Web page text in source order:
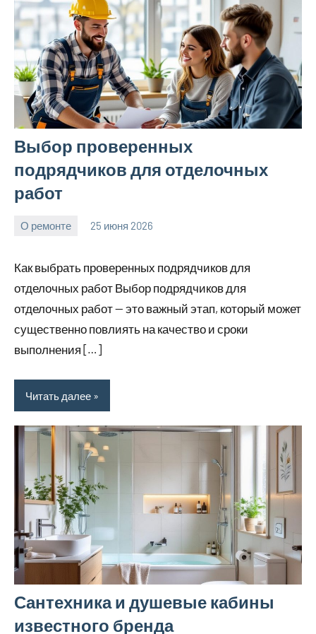
Выбор проверенных
подрядчиков для отделочных
работ
О ремонте 25 июня 2026
Avtor
Нет
Как выбрать проверенных подрядчиков для
отделочных работ Выбор подрядчиков для
отделочных работ — это важный этап, который может
существенно повлиять на качество и сроки
выполнения […]
Читать далее
Сантехника и душевые кабины
известного бренда